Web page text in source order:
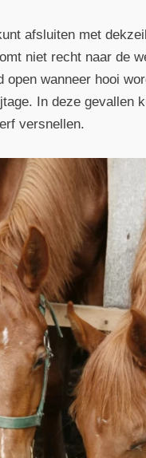
afsluiten met
niet recht naar de
wanneer hooi
In deze gevallen
versnellen.